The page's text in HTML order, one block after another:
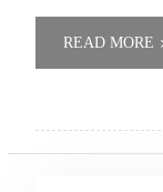
READ MORE